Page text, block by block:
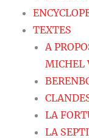
TEXTES
A
MICHEL
LA
LA